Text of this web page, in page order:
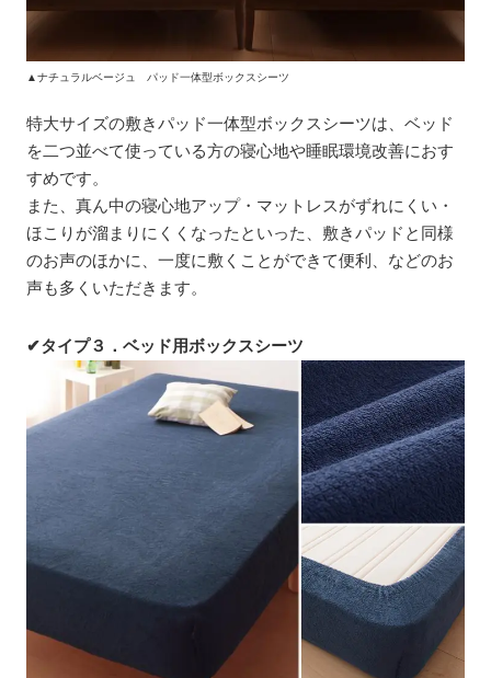
▲ナチュラルベージュ パッド一体型ボックスシーツ
特大サイズの敷きパッド一体型ボックスシーツは、ベッド
を二つ並べて使っている方の寝心地や睡眠環境改善におす
すめです。
また、真ん中の寝心地アップ・マットレスがずれにくい・
ほこりが溜まりにくくなったといった、敷きパッドと同様
のお声のほかに、一度に敷くことができて便利、などのお
声も多くいただきます。
✔タイプ３．ベッド用ボックスシーツ